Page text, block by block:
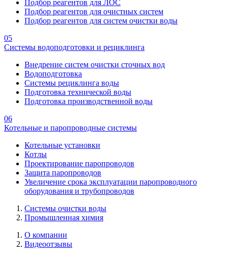
Подбор реагентов для ЛОС
Подбор реагентов для очистных систем
Подбор реагентов для систем очистки воды
05
Системы водоподготовки и рециклинга
Внедрение систем очистки сточных вод
Водоподготовка
Системы рециклинга воды
Подготовка технической воды
Подготовка производственной воды
06
Котельные и паропроводные системы
Котельные установки
Котлы
Проектирование паропроводов
Защита паропроводов
Увеличение срока эксплуатации паропроводного
оборудования и трубопроводов
Системы очистки воды
Промышленная химия
О компании
Видеоотзывы